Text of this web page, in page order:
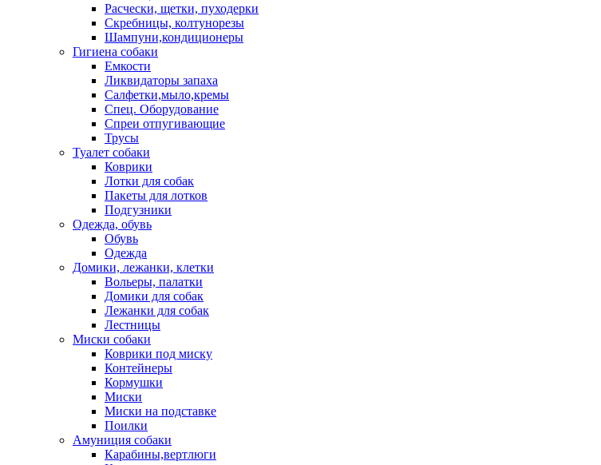
Расчески, щетки, пуходерки
Скребницы, колтунорезы
Шампуни,кондиционеры
Гигиена собаки
Емкости
Ликвидаторы запаха
Салфетки,мыло,кремы
Спец. Оборудование
Спреи отпугивающие
Трусы
Туалет собаки
Коврики
Лотки для собак
Пакеты для лотков
Подгузники
Одежда, обувь
Обувь
Одежда
Домики, лежанки, клетки
Вольеры, палатки
Домики для собак
Лежанки для собак
Лестницы
Миски собаки
Коврики под миску
Контейнеры
Кормушки
Миски
Миски на подставке
Поилки
Амуниция собаки
Карабины,вертлюги